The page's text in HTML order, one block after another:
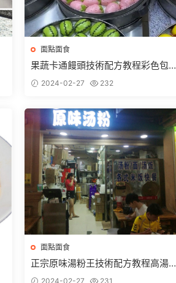
面點面食
果蔬卡通饅頭技術配方教程彩色包子
揉面和面制作配方技術教程商用
2024-02-27 232
面點面食
正宗原味湯粉王技術配方教程高湯辣
椒醬制作早餐夜宵小吃小本開店
2024-02-27 231